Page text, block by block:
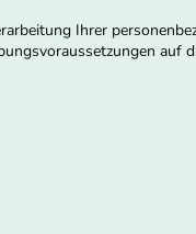
Ihrer
auf